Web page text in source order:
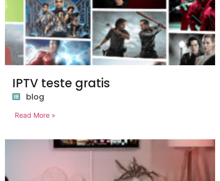
IPTV teste gratis
blog
Read More »